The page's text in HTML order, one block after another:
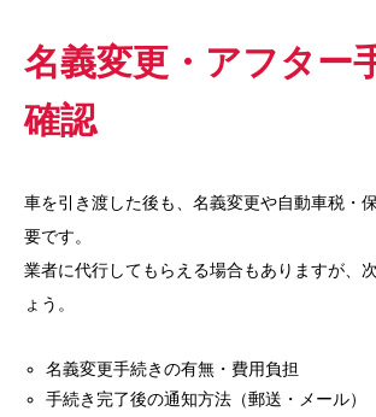
名義変更・アフター
確認
車を引き渡した後も、名義変更や自動車税・
要です。
業者に代行してもらえる場合もありますが、
ょう。
名義変更手続きの有無・費用負担
手続き完了後の通知方法（郵送・メール）